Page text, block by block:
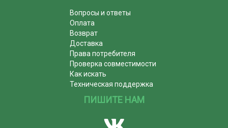
Вопросы и ответы
Оплата
Возврат
Доставка
Права потребителя
Проверка совместимости
Как искать
Техническая поддержка
ПИШИТЕ НАМ